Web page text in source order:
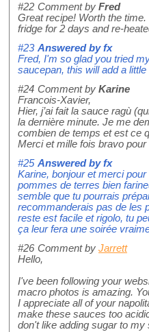
#22 Comment by Fred
Great recipe! Worth the
fridge for 2 days and re-
#23 Answered byfx
Fred, I'm so glad you tried
saucepan, this will add a
#24 Comment by Karine
Francois-Xavier,
Hier, j’ai fait la sauce ragù
la dernière minute. Je me
combien de temps et est ce
Merci et mille fois bravo pour
#25 Answered byfx
Karine, bonjour et merci
pommes de terres bien
semble que tu pourrais
recommanderais pas de les
reste est facile et rigolo, tu
ça leur fera une soirée
#26 Comment by Jarrett
Hello,
I've been following your
macro photos is amazing.
I appreciate all of your
make these sauces too
don't like adding sugar to